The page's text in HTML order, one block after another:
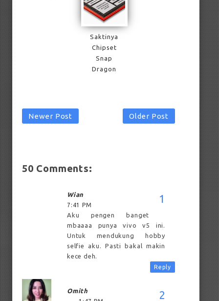
Saktinya
Chipset
Snap
Dragon
Newer Post Older Post
50 Comments:
Wian
7:41 PM
Aku pengen banget
mbaaaa punya vivo v5 ini.
Untuk mendukung hobby
selfie aku. Pasti bakal makin
kece deh.
Reply
Omith